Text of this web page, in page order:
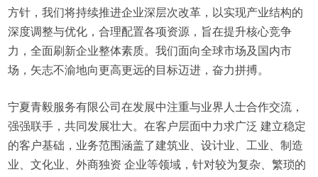
方针，我们将持续推进企业深层次改革，以实现产业结构的
深度调整与优化，合理配置各项资源，旨在提升核心竞争
力，全面刷新企业整体素质。我们面向全球市场及国内市
场，矢志不渝地向更高更远的目标迈进，奋力拼搏。
宁夏青毅服务有限公司在发展中注重与业界人士合作交流，
强强联手，共同发展壮大。在客户层面中力求广泛 建立稳定
的客户基础，业务范围涵盖了建筑业、设计业、工业、制造
业、文化业、外商独资 企业等领域，针对较为复杂、繁琐的